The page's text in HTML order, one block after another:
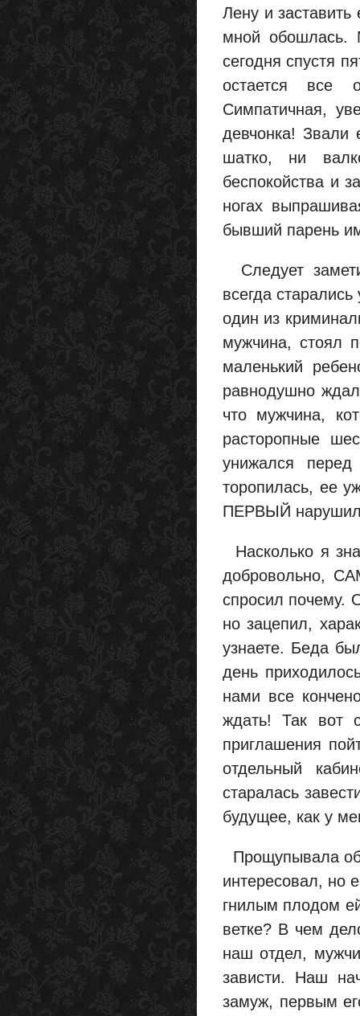
Лену и
мной обошлась.
сегодня спустя
остается все
Симпатичная,
девчонка!
шатко, ни
беспокойства и
ногах
бывший парень
Следует
всегда
один из
мужчина, стоял
маленький
равнодушно
что мужчина,
расторопные
унижался
торопилась, ее
ПЕРВЫЙ нарушил
Насколько я
добровольно,
спросил почему.
но зацепил,
узнаете. Беда
день
нами все
ждать! Так вот
приглашения
отдельный
старалась
будущее, как у
Прощупывала
интересовал, но
гнилым плодом
ветке? В чем
наш отдел,
зависти. Наш
замуж, первым